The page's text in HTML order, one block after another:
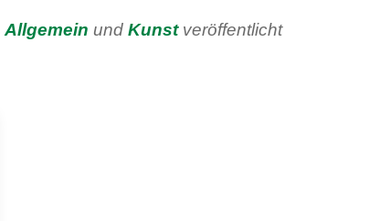
Allgemein und Kunstveröffentlicht